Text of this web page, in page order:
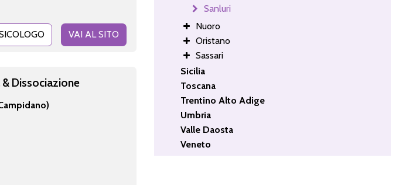
VAI AL SITO
Dissociazione
Sanluri
Nuoro
Oristano
Sassari
Sicilia
Toscana
Trentino Alto Adige
Umbria
Valle Daosta
Veneto